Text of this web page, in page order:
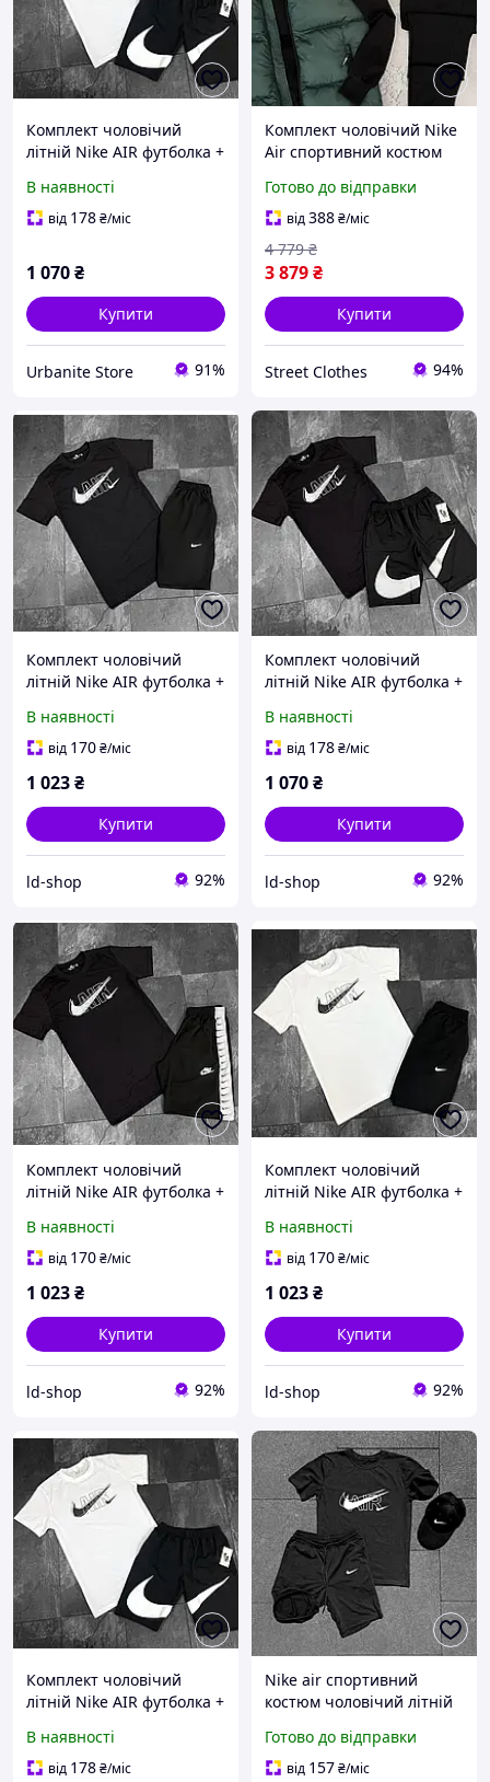
Комплект чоловічий
літній Nike AIR футболка +
спортивний
повсякденний на літо
В наявності
від 178₴/міс
1 070₴
Купити
Urbanite Store 91%
Комплект чоловічий Nike
Air спортивний костюм
осінній весняний найк
смарагдовий
Готово до відправки
від388₴/міс
3 879₴
4 779 ₴
Купити
Street Clothes 94%
Комплект чоловічий
літній Nike AIR футболка +
спортивний
повсякденний на літо
В наявності
від 170₴/міс
1 023₴
Купити
ld-shop 92%
Комплект чоловічий
літній Nike AIR футболка +
спортивний
повсякденний на літо
В наявності
від 178₴/міс
1 070₴
Купити
ld-shop 92%
Комплект чоловічий
літній Nike AIR футболка +
спортивний
повсякденний на літо
В наявності
від 170₴/міс
1 023₴
Купити
ld-shop 92%
Комплект чоловічий
літній Nike AIR футболка +
спортивний
повсякденний на літо
В наявності
від 170₴/міс
1 023₴
Купити
ld-shop 92%
Комплект чоловічий
літній Nike AIR футболка +
спортивний
повсякденний на літо
В наявності
від 178₴/міс
Nike air спортивний
костюм чоловічий літній
комплект найк чорний
Готово до відправки
від 157₴/міс